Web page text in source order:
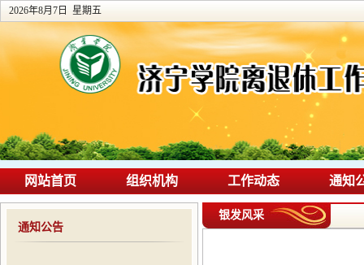
2026年8月7日 星期五
网站首页 组织机构 工作动态 通知
通知公告
银发风采